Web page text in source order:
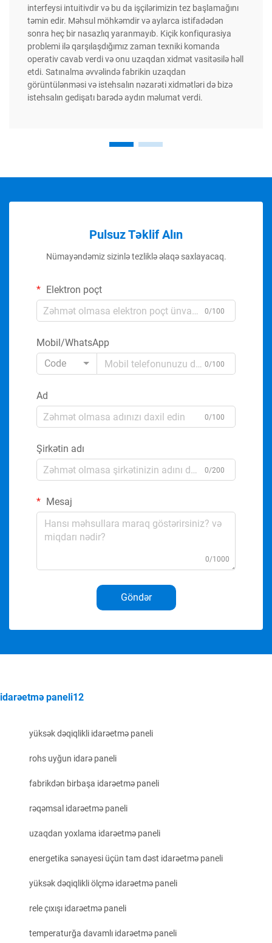
interfeysi intuitivdir və bu da işçilərimizin tez başlamağını
təmin edir. Məhsul möhkəmdir və aylarca istifadədən
sonra heç bir nasazlıq yaranmayıb. Kiçik konfiqurasiya
problemi ilə qarşılaşdığımız zaman texniki komanda
operativ cavab verdi və onu uzaqdan xidmət vasitəsilə həll
etdi. Satınalma əvvəlində fabrikin uzaqdan
görüntülənməsi və istehsalın nəzarəti xidmətləri də bizə
istehsalın gedişatı barədə aydın məlumat verdi.
Pulsuz Təklif Alın
Nümayəndəmiz sizinlə tezliklə əlaqə saxlayacaq.
Elektron poçt
0/100
Mobil/WhatsApp
Code
0/100
Ad
0/100
Şirkətin adı
0/200
Mesaj
0/1000
Göndər
idarəetmə paneli12
yüksək dəqiqlikli idarəetmə paneli
rohs uyğun idarə paneli
fabrikdən birbaşa idarəetmə paneli
rəqəmsal idarəetmə paneli
uzaqdan yoxlama idarəetmə paneli
energetika sənayesi üçün tam dəst idarəetmə paneli
yüksək dəqiqlikli ölçmə idarəetmə paneli
rele çıxışı idarəetmə paneli
temperaturğa davamlı idarəetmə paneli